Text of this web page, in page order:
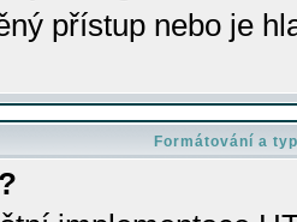
přístup nebo je
Formátování a